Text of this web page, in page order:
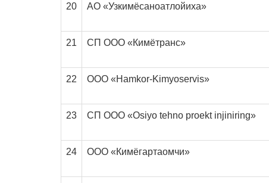
20 АО «Узкимёсаноатлойиха»
21 СП ООО «Кимётранс»
22 ООО «Hamkor-Kimyoservis»
23 СП ООО «Osiyo tehno proekt injiniring»
24 ООО «Кимёгартаомчи»